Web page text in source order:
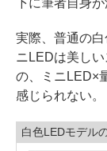
下に筆者自身が
実際、普通の
ニLEDは美し
の、ミニLED×
感じられない。
白色LEDモデル